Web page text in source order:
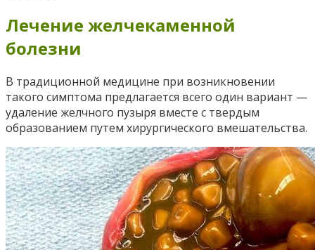
Лечение желчекаменной
болезни
В традиционной медицине при возникновении
такого симптома предлагается всего один вариант —
удаление желчного пузыря вместе с твердым
образованием путем хирургического вмешательства.